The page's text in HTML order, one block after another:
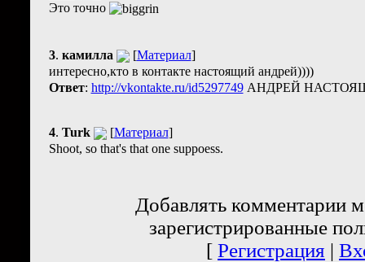
Это точно
3. камилла [Материал]
интересно,кто в контакте настоящий андрей))))
Ответ: http://vkontakte.ru/id5297749АНДРЕЙ
4. Turk [Материал]
Shoot, so that's that one suppoess.
Добавлять комментарии
зарегистрированные
[ Регистрация |